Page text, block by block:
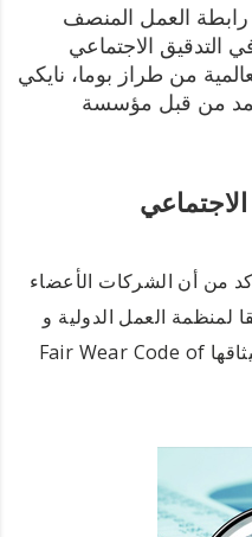
العمل المنصف
التدقيق الاجتماعي
من طراز بوما، نايكي
من قبل مؤسسة
من أن الشركات الأعضاء
لمنظمة العمل الدولية و
Fair Wear Code of